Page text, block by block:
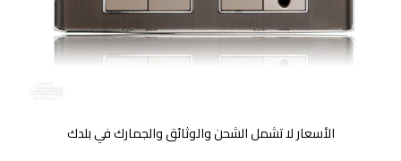
الأسعار لا تشمل الشحن والوثائق والجمارك في بلدك